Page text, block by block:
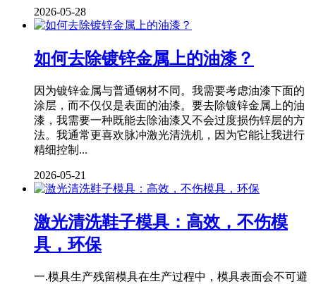
2026-05-28
如何去除镀锌金属上的油漆？
因为镀锌金属与普通钢材不同。我需要考虑油漆下面的
涂层，而不仅仅是表面的油漆。要去除镀锌金属上的油
漆，我需要一种既能去除油漆又不会过度损伤锌层的方
法。我通常更喜欢脉冲激光清洗机，因为它能让我进行
精细控制...
2026-05-21
激光清洗鞋子模具：高效，不伤模
具，环保
一.模具生产残留模具在生产过程中，模具表面会不可避